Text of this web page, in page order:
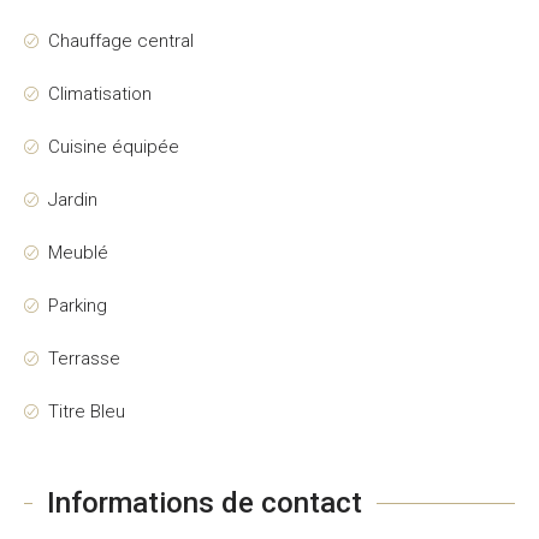
Chauffage central
Climatisation
Cuisine équipée
Jardin
Meublé
Parking
Terrasse
Titre Bleu
Informations de contact